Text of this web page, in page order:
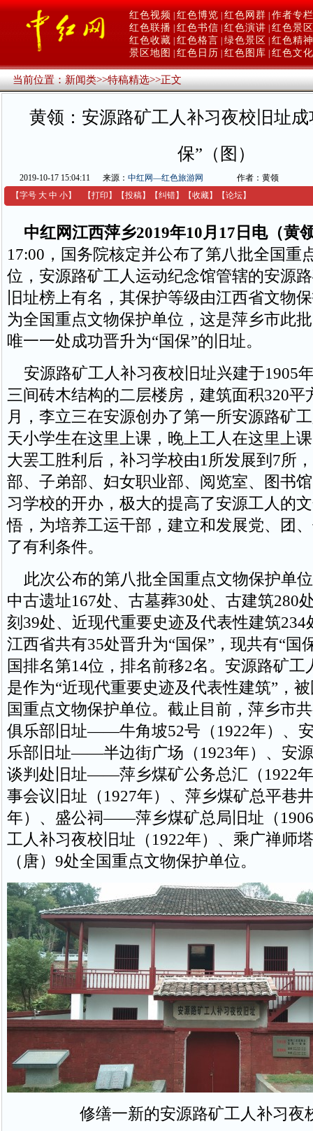
红色视频 红色博览 红色网群 作者专栏
红色联播 红色书信 红色演讲 红色景区
红色收藏 红色格言 绿色景区
红色精神
景区地图
红色日历 红色图库 红色文化
当前位置：新闻类>>特稿精选>>正文
黄领：安源路矿工人补习夜校旧址成
保”（图）
2019-10-17 15:04:11 来源： 中红网—红色旅游网
作者：黄领
【字号 大 中 小】 【打印 】 【投稿】 【纠错】 【收藏】 【论坛】
中红网江西萍乡2019年10月17日电（黄
17:00，国务院核定并公布了第八批全国重
位，安源路矿工人运动纪念馆管辖的安源
旧址榜上有名，其保护等级由江西省文物
为全国重点文物保护单位，这是萍乡市此
唯一一处成功晋升为“国保”的旧址。
安源路矿工人补习夜校旧址兴建于1905
三间砖木结构的二层楼房，建筑面积320平
月，李立三在安源创办了第一所安源路矿
天小学生在这里上课，晚上工人在这里上
大罢工胜利后，补习学校由1所发展到7所
部、子弟部、妇女职业部、阅览室、图书
习学校的开办，极大的提高了安源工人的
悟，为培养工运干部，建立和发展党、团
了有利条件。
此次公布的第八批全国重点文物保护单
中古遗址167处、古墓葬30处、古建筑280
刻39处、近现代重要史迹及代表性建筑234
江西省共有35处晋升为“国保”，现共有“国
国排名第14位，排名前移2名。安源路矿工
是作为“近现代重要史迹及代表性建筑”，
国重点文物保护单位。截止目前，萍乡市
俱乐部旧址――牛角坡52号（1922年）、
乐部旧址――半边街广场（1923年）、安
谈判处旧址――萍乡煤矿公务总汇（1922
事会议旧址（1927年）、萍乡煤矿总平巷
年）、盛公祠——萍乡煤矿总局旧址（
工人补习夜校旧址（1922年）、乘广禅师
（唐）9处全国重点文物保护单位。
修缮一新的安源路矿工人补习夜